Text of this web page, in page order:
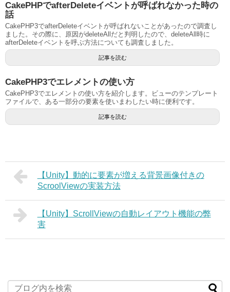
CakePHPでafterDeleteイベントが呼ばれなかった時の
話
CakePHP3でafterDeleteイベントが呼ばれないことがあったので調査し
ました。その際に、原因がdeleteAllだと判明したので、deleteAll時に
afterDeleteイベントを呼ぶ方法についても調査しました。
記事を読む
CakePHP3でエレメントの使い方
CakePHP3でエレメントの使い方を紹介します。ビューのテンプレート
ファイルで、ある一部分の要素を使いまわしたい時に便利です。
記事を読む
【Unity】動的に要素が増える背景画像付きの
ScroolViewの実装方法
【Unity】ScrollViewの自動レイアウト機能の弊
害